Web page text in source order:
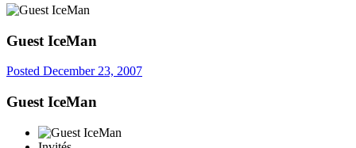
Guest IceMan
Posted December 23, 2007
Guest IceMan